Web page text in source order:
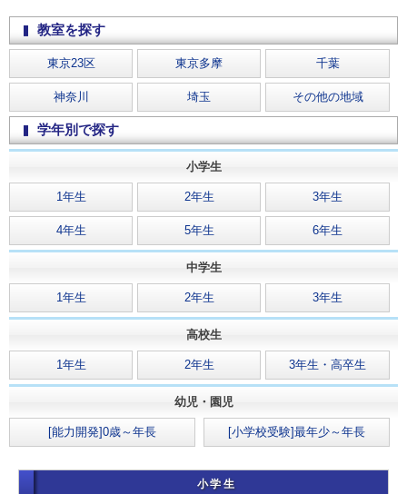
教室を探す
東京23区 東京多摩 千葉
神奈川 埼玉 その他の地域
学年別で探す
小学生
1年生 2年生 3年生
4年生 5年生 6年生
中学生
1年生 2年生 3年生
高校生
1年生 2年生 3年生・高卒生
幼児・園児
[能力開発]0歳～年長 [小学校受験]最年少～年長
小学生